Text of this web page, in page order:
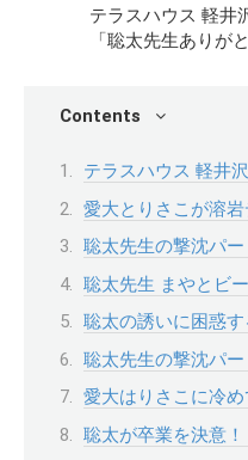
テラスハウス 軽井
「聡太先生ありが
Contents
テラスハウス 軽井
愛大とりさこが溶
聡太先生の撃沈パー
聡太先生 まやとビ
聡太の誘いに困惑
聡太先生の撃沈パー
愛大はりさこに冷
聡太が卒業を決意！